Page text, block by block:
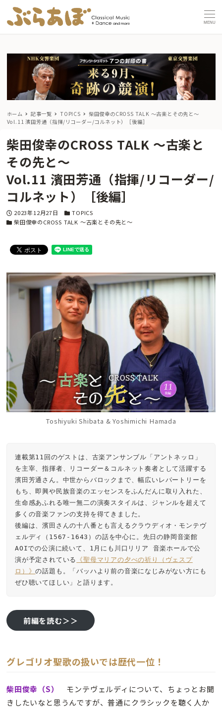
MENU
ホーム 記事一覧 TOPICS
柴田俊幸のCROSS TALK 〜古楽とその先と〜
Vol.11 濱田芳通（指揮/リコーダー/コルネット）［後編］
柴田俊幸のCROSS TALK 〜古楽と
その先と〜
Vol.11 濱田芳通（指揮/リコーダー/
コルネット）［後編］
投稿日
2023年12月27日 カテゴリー
TOPICS
カテゴリー
柴田俊幸のCROSS TALK 〜古楽とその先と〜
Toshiyuki Shibata & Yoshimichi Hamada
連載第11回のゲストは、古楽アンサンブル「アントネッロ」
を主宰、指揮者、リコーダー＆コルネット奏者として活躍する
濱田芳通さん。中世からバロックまで、幅広いレパートリーを
もち、即興や民族音楽のエッセンスをふんだんに取り入れた、
生命感あふれる唯一無二の演奏スタイルは、ジャンルを超えて
多くの音楽ファンの支持を得てきました。
後編は、濱田さんの十八番とも言えるクラウディオ・モンテヴ
ェルディ（1567-1643）の話を中心に。先日の静岡音楽館
AOIでの公演に続いて、1月にも川口リリア 音楽ホールで公
演が予定されている 《聖母マリアの夕べの祈り（ヴェスプ
ロ）》の話題も。「バッハより前の音楽になじみがない方にも
ぜひ聴いてほしい」と語ります。
前編を読む＞＞
グレゴリオ聖歌の扱いでは歴代一位！
柴田俊幸（S）
モンテヴェルディについて、ちょっとお聞
きしたいなと思うんですが、普通にクラシックを聴く人か